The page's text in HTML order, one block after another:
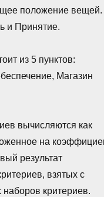
положение вещей.
и Принятие.
из 5 пунктов:
Магазин
вычисляются как
на
результат
взятых с
критериев.